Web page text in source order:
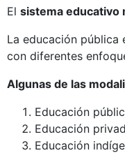
El sistema educativo
La educación pública
con diferentes
Algunas de las
Educación
Educación
Educación